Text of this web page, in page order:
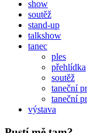
show
soutěž
stand-up
talkshow
tanec
ples
přehlídka
soutěž
taneční
taneční
výstava